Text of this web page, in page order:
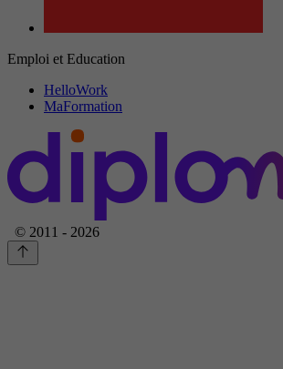
Emploi et Education
HelloWork
MaFormation
© 2011 - 2026